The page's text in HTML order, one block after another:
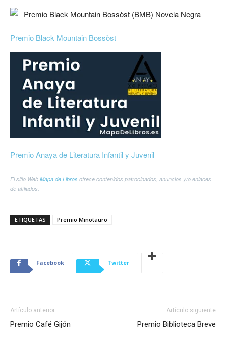
Premio Black Mountain Bossòst
Premio Anaya de Literatura Infantil y Juvenil
El sitio Web Mapa de Libros ofrece contenidos patrocinados, anuncios y/o enlaces
de afiliados.
ETIQUETAS Premio Minotauro
Facebook Twitter
Artículo anterior
Premio Café Gijón
Artículo siguiente
Premio Biblioteca Breve